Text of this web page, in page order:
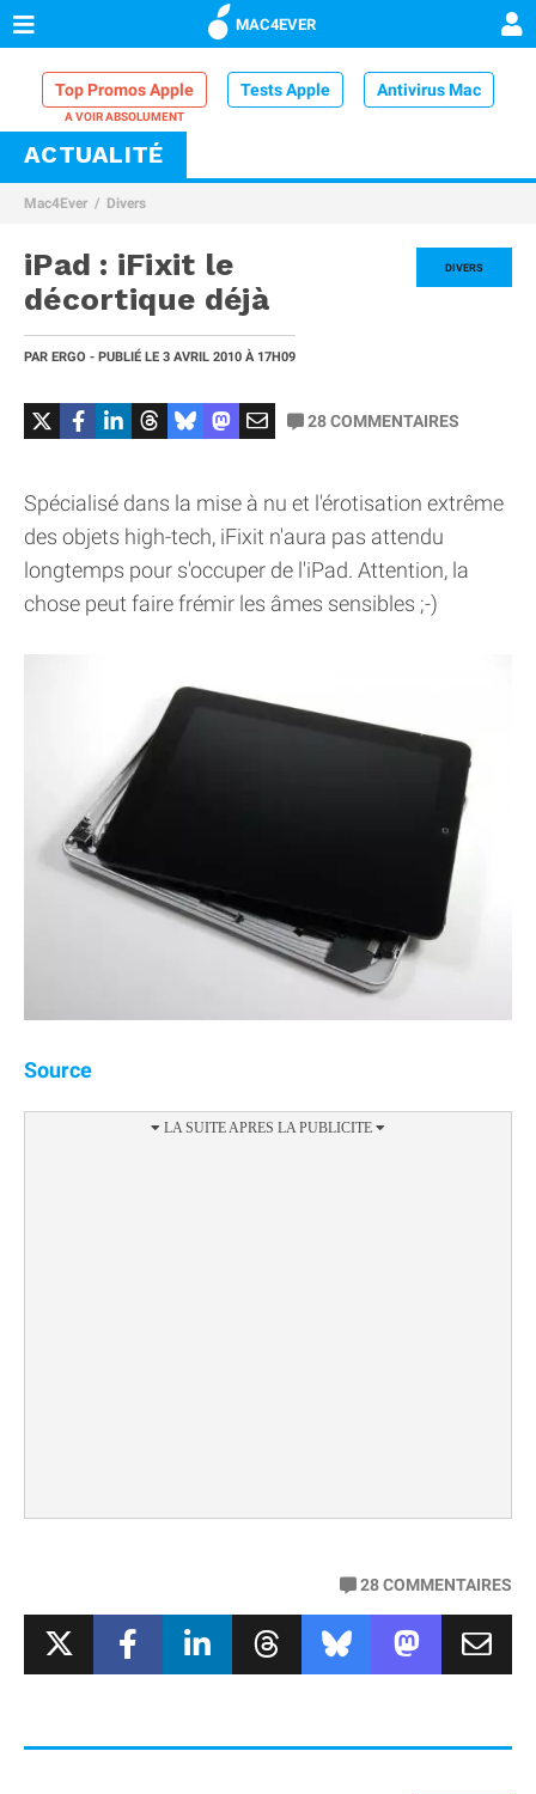
MAC4EVER
Top Promos Apple Tests Apple Antivirus Mac
VPN Mac
Comparatif iPhone
ACTUALITÉ
Mac4Ever Divers
DIVERS
iPad : iFixit le
décortique déjà
PAR ERGO - PUBLIÉ LE 3 AVRIL 2010 À 17H09
28COMMENTAIRES
Spécialisé dans la mise à nu et l'érotisation extrême
des objets high-tech, iFixit n'aura pas attendu
longtemps pour s'occuper de l'iPad. Attention, la
chose peut faire frémir les âmes sensibles ;-)
Source
28COMMENTAIRES